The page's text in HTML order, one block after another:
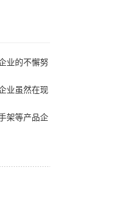
业的不懈努
业虽然在现
架等产品企